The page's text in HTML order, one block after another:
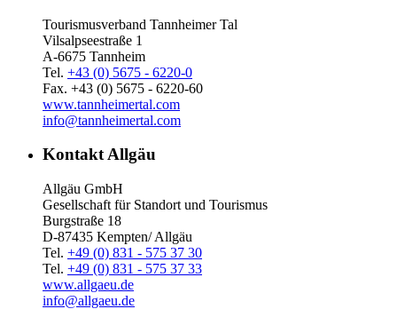
Tourismusverband Tannheimer Tal
Vilsalpseestraße 1
A-6675 Tannheim
Tel. +43 (0) 5675 - 6220-0
Fax. +43 (0) 5675 - 6220-60
www.tannheimertal.com
info@tannheimertal.com
Kontakt Allgäu
Allgäu GmbH
Gesellschaft für Standort und Tourismus
Burgstraße 18
D-87435 Kempten/ Allgäu
Tel. +49 (0) 831 - 575 37 30
Tel. +49 (0) 831 - 575 37 33
www.allgaeu.de
info@allgaeu.de